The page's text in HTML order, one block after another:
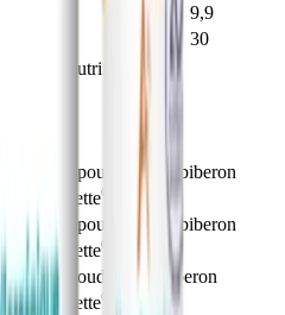
9,9
30
— Nutriments
300 (poudre) 320 (biberon
Nursette®
270 (poudre) 280 (biberon
Nursette®
90 (poudre) 89 (biberon
Nursette®